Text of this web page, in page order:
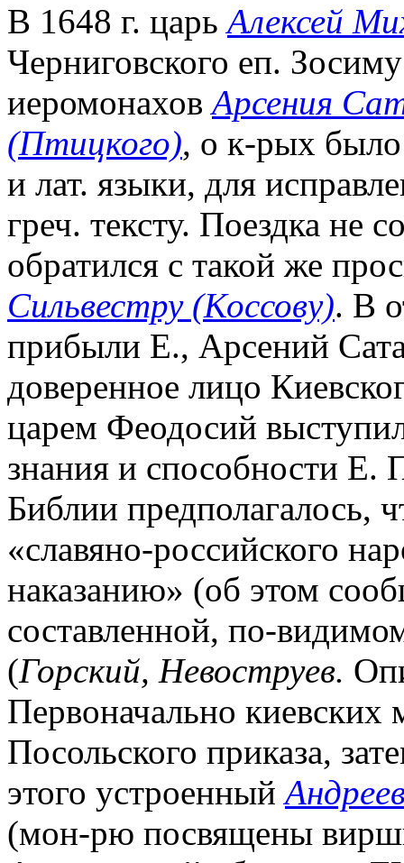
В 1648 г. царьАлексей
Черниговского еп.
иеромонаховАрсения
(Птицкого), о к-рых было
и лат. языки, для
греч. тексту. Поездка не
обратился с такой же
Сильвестру (Коссову). В
прибыли Е., Арсений
доверенное лицо
царем Феодосий
знания и способности Е.
Библии предполагалось,
«славяно-российского
наказанию» (об этом
составленной, по-
(Горский, Невоструев.
Первоначально киевских
Посольского приказа,
этого устроенный
(мон-рю посвящены